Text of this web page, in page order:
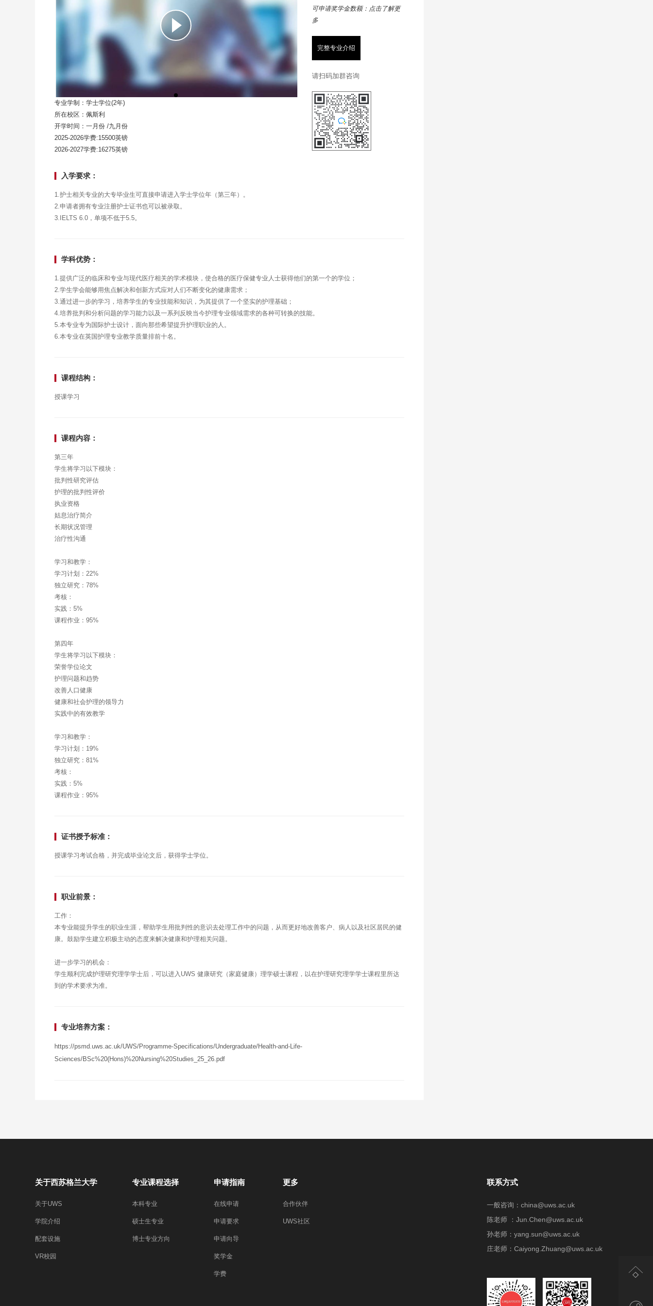
专业学制：学士学位(2年)
所在校区：佩斯利
开学时间：一月份 /九月份
2025-2026学费:15500英镑
2026-2027学费:16275英镑
可申请奖学金数额：点击了解更
多
完整专业介绍
请扫码加群咨询
入学要求：
1.护士相关专业的大专毕业生可直接申请进入学士学位年（第三年）。
2.申请者拥有专业注册护士证书也可以被录取。
3.IELTS 6.0，单项不低于5.5。
学科优势：
1.提供广泛的临床和专业与现代医疗相关的学术模块，使合格的医疗保健专业人士获得他们的第一个的学位；
2.学生学会能够用焦点解决和创新方式应对人们不断变化的健康需求；
3.通过进一步的学习，培养学生的专业技能和知识，为其提供了一个坚实的护理基础；
4.培养批判和分析问题的学习能力以及一系列反映当今护理专业领域需求的各种可转换的技能。
5.本专业专为国际护士设计，面向那些希望提升护理职业的人。
6.本专业在英国护理专业教学质量排前十名。
课程结构：
授课学习
课程内容：
第三年
学生将学习以下模块：
批判性研究评估
护理的批判性评价
执业资格
姑息治疗简介
长期状况管理
治疗性沟通
学习和教学：
学习计划：22%
独立研究：78%
考核：
实践：5%
课程作业：95%
第四年
学生将学习以下模块：
荣誉学位论文
护理问题和趋势
改善人口健康
健康和社会护理的领导力
实践中的有效教学
学习和教学：
学习计划：19%
独立研究：81%
考核：
实践：5%
课程作业：95%
证书授予标准：
授课学习考试合格，并完成毕业论文后，获得学士学位。
职业前景：
工作：
本专业能提升学生的职业生涯，帮助学生用批判性的意识去处理工作中的问题，从而更好地改善客户、病人以及社区居民的健
康。鼓励学生建立积极主动的态度来解决健康和护理相关问题。
进一步学习的机会：
学生顺利完成护理研究理学学士后，可以进入UWS 健康研究（家庭健康）理学硕士课程，以在护理研究理学学士课程里所达
到的学术要求为准。
专业培养方案：
https://psmd.uws.ac.uk/UWS/Programme-Specifications/Undergraduate/Health-and-Life-
Sciences/BSc%20(Hons)%20Nursing%20Studies_25_26.pdf
关于西苏格兰大学
关于UWS
学院介绍
配套设施
VR校园
专业课程选择
本科专业
硕士生专业
博士专业方向
申请指南
在线申请
申请要求
申请向导
奖学金
学费
更多
合作伙伴
UWS社区
联系方式
一般咨询：china@uws.ac.uk
陈老师 ：Jun.Chen@uws.ac.uk
孙老师：yang.sun@uws.ac.uk
庄老师：Caiyong.Zhuang@uws.ac.uk